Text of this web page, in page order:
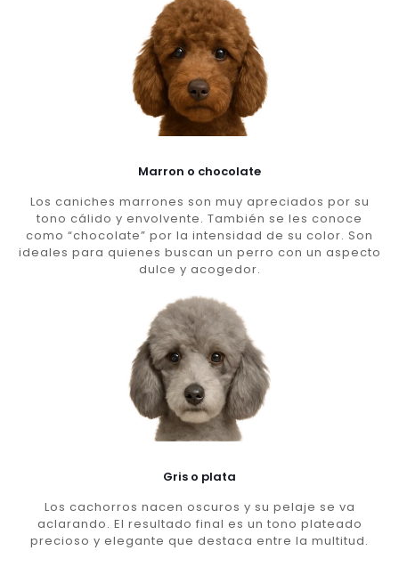
Marron o chocolate
Los caniches marrones son muy apreciados por su
tono cálido y envolvente. También se les conoce
como “chocolate” por la intensidad de su color. Son
ideales para quienes buscan un perro con un aspecto
dulce y acogedor.
Gris o plata
Los cachorros nacen oscuros y su pelaje se va
aclarando. El resultado final es un tono plateado
precioso y elegante que destaca entre la multitud.